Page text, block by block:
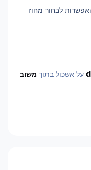
לבחור מחוז
על אשכול בתוך משוב